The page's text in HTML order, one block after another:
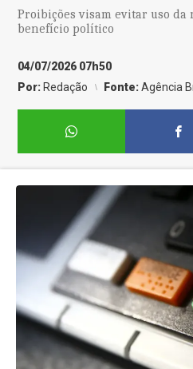
Proibições visam evitar uso da
benefício político
04/07/2026 07h50
Por: Redação Fonte:Agência